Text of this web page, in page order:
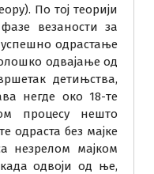
По тој теорији
везаности за
успешно одрастање
одвајање од
детињства,
негде око 18-те
процесу нешто
одраста без мајке
незрелом мајком
одвоји од ње,